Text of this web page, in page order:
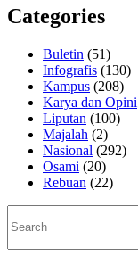
Categories
Buletin (51)
Infografis (130)
Kampus (208)
Karya dan Opini
Liputan (100)
Majalah (2)
Nasional (292)
Osami (20)
Rebuan (22)